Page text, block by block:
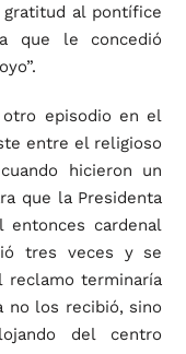
al pontífice
que le concedió
episodio en el
entre el religioso
hicieron un
que la Presidenta
cardenal
tres veces y se
reclamo terminaría
no los recibió, sino
del centro